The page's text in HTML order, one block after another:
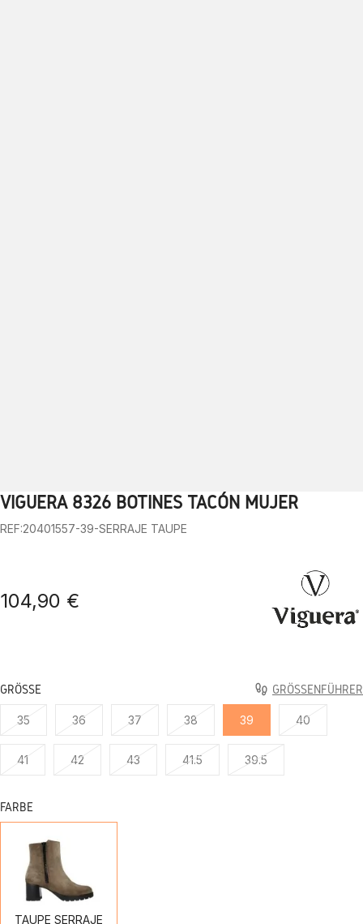
1 2 3 4 5 6 7 8 9
VIGUERA 8326 BOTINES TACÓN MUJER
REF:20401557-39-SERRAJE TAUPE
104,90 €
GRÖSSE GRÖSSENFÜHRER
35 36 37 38 39 40
41 42 43 41.5 39.5
FARBE
TAUPE SERRAJE
SERRAJE